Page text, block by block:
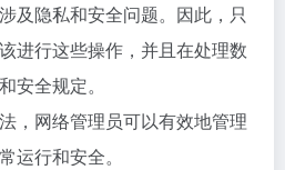
及隐私和安全问题。因此，只
进行这些操作，并且在处理数
安全规定。
，网络管理员可以有效地管理
运行和安全。